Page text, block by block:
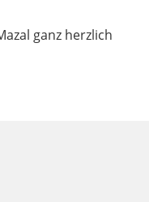
ganz herzlich